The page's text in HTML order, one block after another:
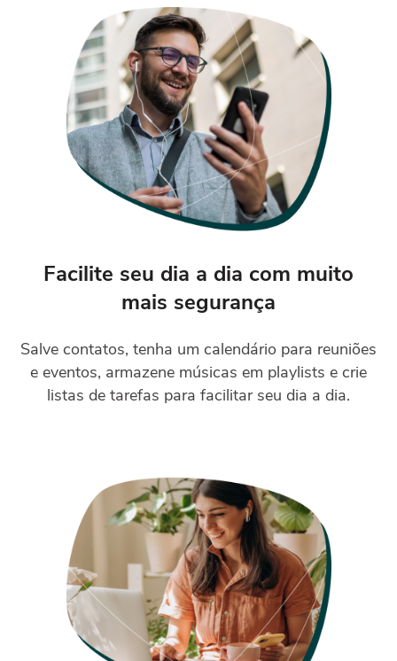
Facilite seu dia a dia com muito
mais segurança
Salve contatos, tenha um calendário para reuniões
e eventos, armazene músicas em playlists e crie
listas de tarefas para facilitar seu dia a dia.